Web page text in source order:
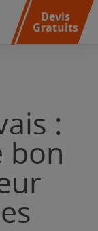
Devis
Gratuits
:
bon